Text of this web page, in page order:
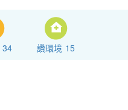
34 讚環境 15